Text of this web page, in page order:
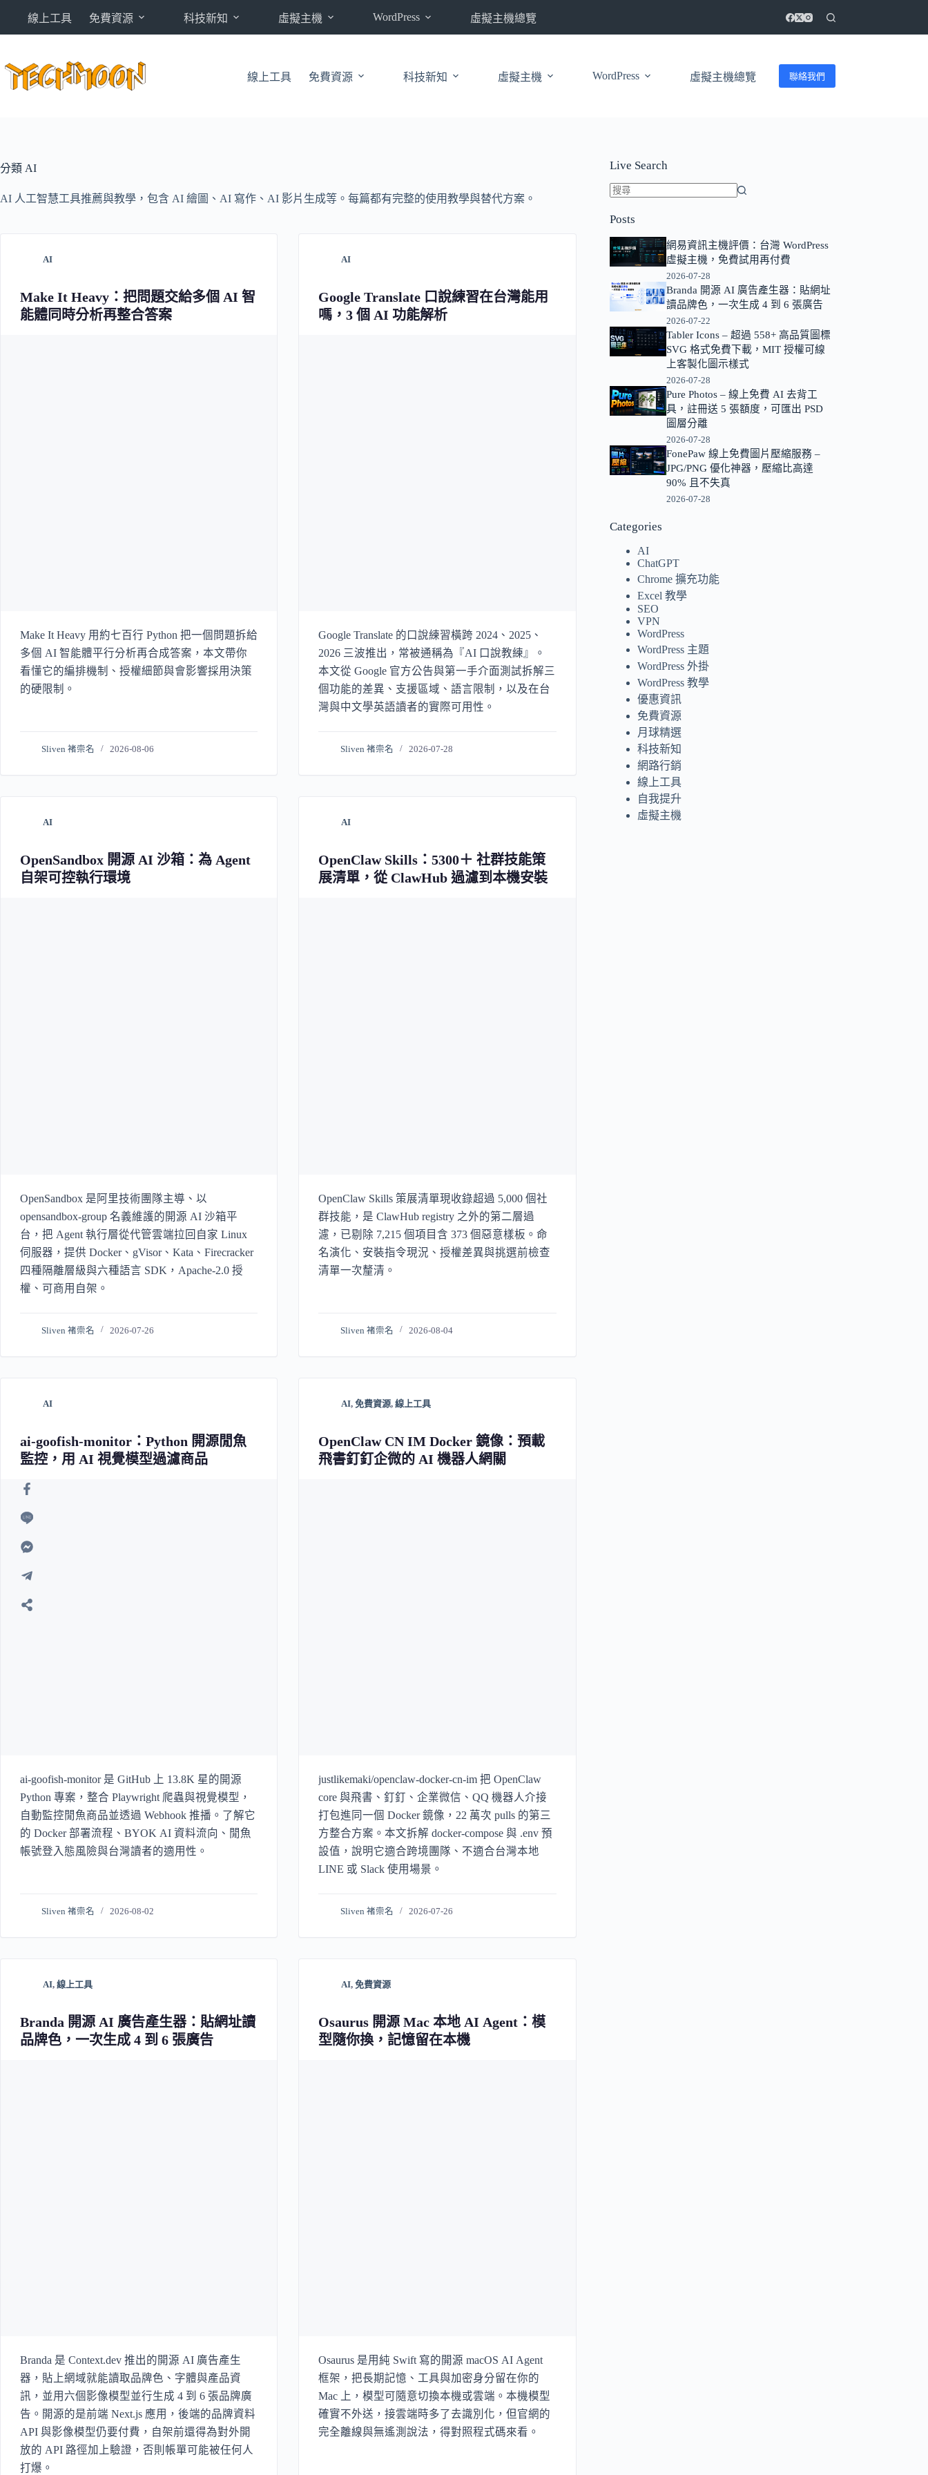
內
線上工具 免費資源 科技新知 虛擬主機 WordPress 虛擬主機總覽
線上工具 免費資源 科技新知 虛擬主機 WordPress 虛擬主機總覽 聯絡我們
分類 AI
AI 人工智慧工具推薦與教學，包含 AI 繪圖、AI 寫作、AI 影片生成等。每篇都有完整的使用教學與替代方案。
AI
Make It Heavy：把問題交給多個 AI 智
能體同時分析再整合答案
Make It Heavy 用約七百行 Python 把一個問題拆給
多個 AI 智能體平行分析再合成答案，本文帶你
看懂它的編排機制、授權細節與會影響採用決策
的硬限制。
Sliven 褚崇名 2026-08-06
AI
Google Translate 口說練習在台灣能用
嗎，3 個 AI 功能解析
Google Translate 的口說練習橫跨 2024、2025、
2026 三波推出，常被通稱為『AI 口說教練』。
本文從 Google 官方公告與第一手介面測試拆解三
個功能的差異、支援區域、語言限制，以及在台
灣與中文學英語讀者的實際可用性。
Sliven 褚崇名 2026-07-28
AI
OpenSandbox 開源 AI 沙箱：為 Agent
自架可控執行環境
OpenSandbox 是阿里技術團隊主導、以
opensandbox-group 名義維護的開源 AI 沙箱平
台，把 Agent 執行層從代管雲端拉回自家 Linux
伺服器，提供 Docker、gVisor、Kata、Firecracker
四種隔離層級與六種語言 SDK，Apache-2.0 授
權、可商用自架。
Sliven 褚崇名 2026-07-26
AI
OpenClaw Skills：5300＋ 社群技能策
展清單，從 ClawHub 過濾到本機安裝
OpenClaw Skills 策展清單現收錄超過 5,000 個社
群技能，是 ClawHub registry 之外的第二層過
濾，已剔除 7,215 個項目含 373 個惡意樣板。命
名演化、安裝指令現況、授權差異與挑選前檢查
清單一次釐清。
Sliven 褚崇名 2026-08-04
AI
ai-goofish-monitor：Python 開源閒魚
監控，用 AI 視覺模型過濾商品
ai-goofish-monitor 是 GitHub 上 13.8K 星的開源
Python 專案，整合 Playwright 爬蟲與視覺模型，
自動監控閒魚商品並透過 Webhook 推播。了解它
的 Docker 部署流程、BYOK AI 資料流向、閒魚
帳號登入態風險與台灣讀者的適用性。
Sliven 褚崇名 2026-08-02
AI, 免費資源, 線上工具
OpenClaw CN IM Docker 鏡像：預載
飛書釘釘企微的 AI 機器人網關
justlikemaki/openclaw-docker-cn-im 把 OpenClaw
core 與飛書、釘釘、企業微信、QQ 機器人介接
打包進同一個 Docker 鏡像，22 萬次 pulls 的第三
方整合方案。本文拆解 docker-compose 與 .env 預
設值，說明它適合跨境團隊、不適合台灣本地
LINE 或 Slack 使用場景。
Sliven 褚崇名 2026-07-26
AI, 線上工具
Branda 開源 AI 廣告產生器：貼網址讀
品牌色，一次生成 4 到 6 張廣告
Branda 是 Context.dev 推出的開源 AI 廣告產生
器，貼上網域就能讀取品牌色、字體與產品資
訊，並用六個影像模型並行生成 4 到 6 張品牌廣
告。開源的是前端 Next.js 應用，後端的品牌資料
API 與影像模型仍要付費，自架前還得為對外開
放的 API 路徑加上驗證，否則帳單可能被任何人
打爆。
AI, 免費資源
Osaurus 開源 Mac 本地 AI Agent：模
型隨你換，記憶留在本機
Osaurus 是用純 Swift 寫的開源 macOS AI Agent
框架，把長期記憶、工具與加密身分留在你的
Mac 上，模型可隨意切換本機或雲端。本機模型
確實不外送，接雲端時多了去識別化，但官網的
完全離線與無遙測說法，得對照程式碼來看。
Live Search
不
到
符
條
結
果
Posts
網易資訊主機評價：台灣 WordPress
虛擬主機，免費試用再付費
2026-07-28
Branda 開源 AI 廣告產生器：貼網址
讀品牌色，一次生成 4 到 6 張廣告
2026-07-22
Tabler Icons – 超過 558+ 高品質圖標
SVG 格式免費下載，MIT 授權可線
上客製化圖示樣式
2026-07-28
Pure Photos – 線上免費 AI 去背工
具，註冊送 5 張額度，可匯出 PSD
圖層分離
2026-07-28
FonePaw 線上免費圖片壓縮服務 –
JPG/PNG 優化神器，壓縮比高達
90% 且不失真
2026-07-28
Categories
AI
ChatGPT
Chrome 擴充功能
Excel 教學
SEO
VPN
WordPress
WordPress 主題
WordPress 外掛
WordPress 教學
優惠資訊
免費資源
月球精選
科技新知
網路行銷
線上工具
自我提升
虛擬主機